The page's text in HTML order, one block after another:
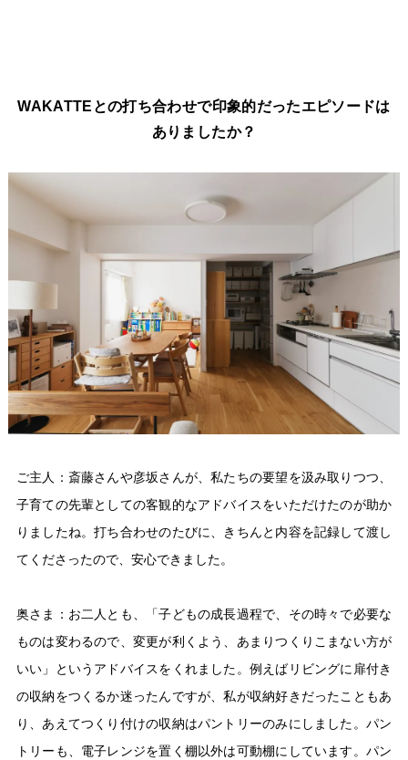
WAKATTEとの打ち合わせで印象的だったエピソードは
ありましたか？
ご主人：斎藤さんや彦坂さんが、私たちの要望を汲み取りつつ、
子育ての先輩としての客観的なアドバイスをいただけたのが助か
りましたね。打ち合わせのたびに、きちんと内容を記録して渡し
てくださったので、安心できました。
奥さま：お二人とも、「子どもの成長過程で、その時々で必要な
ものは変わるので、変更が利くよう、あまりつくりこまない方が
いい」というアドバイスをくれました。例えばリビングに扉付き
の収納をつくるか迷ったんですが、私が収納好きだったこともあ
り、あえてつくり付けの収納はパントリーのみにしました。パン
トリーも、電子レンジを置く棚以外は可動棚にしています。パン